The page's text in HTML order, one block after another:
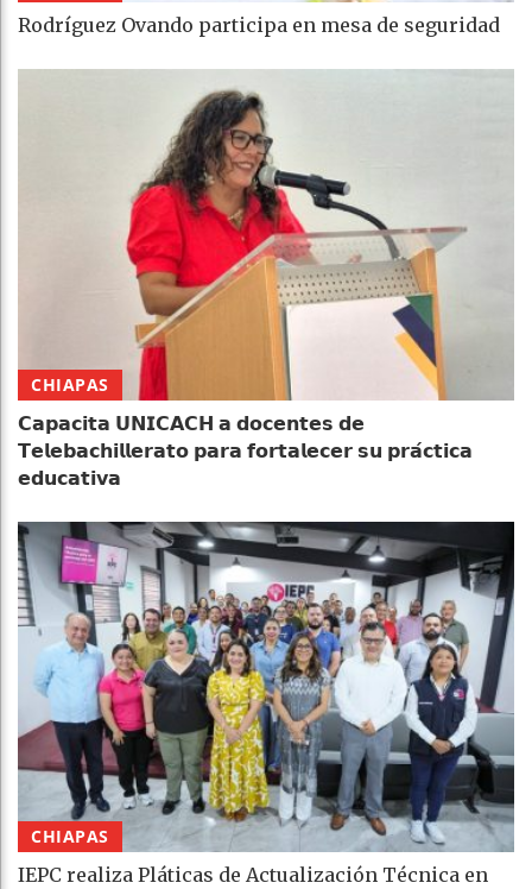
Rodríguez Ovando participa en mesa de seguridad
CHIAPAS
𝗖𝗮𝗽𝗮𝗰𝗶𝘁𝗮 𝗨𝗡𝗜𝗖𝗔𝗖𝗛 𝗮 𝗱𝗼𝗰𝗲𝗻𝘁𝗲𝘀 𝗱𝗲
𝗧𝗲𝗹𝗲𝗯𝗮𝗰𝗵𝗶𝗹𝗹𝗲𝗿𝗮𝘁𝗼 𝗽𝗮𝗿𝗮 𝗳𝗼𝗿𝘁𝗮𝗹𝗲𝗰𝗲𝗿 𝘀𝘂 𝗽𝗿𝗮́𝗰𝘁𝗶𝗰𝗮
𝗲𝗱𝘂𝗰𝗮𝘁𝗶𝘃𝗮
CHIAPAS
IEPC realiza Pláticas de Actualización Técnica en